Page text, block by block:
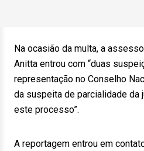
Na ocasião da multa, a
Anitta entrou com “duas
representação no Conselho
da suspeita de parcialidade da
este processo”.
A reportagem entrou em